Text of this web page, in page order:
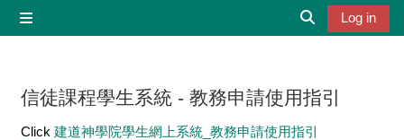
Log in
信徒課程學生系統 - 教務申請使用指引
Completion requirements
Click 建道神學院學生網上系統_教務申請使用指引